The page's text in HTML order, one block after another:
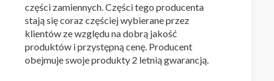
części zamiennych. Części tego producenta
stają się coraz częściej wybierane przez
klientów ze względu na dobrą jakość
produktów i przystępną cenę. Producent
obejmuje swoje produkty 2 letnią gwarancją.